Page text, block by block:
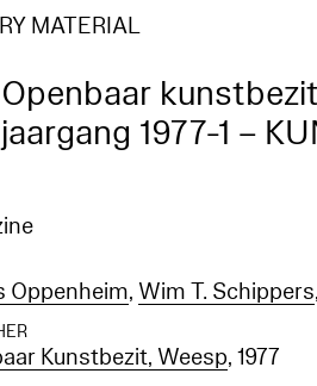
MATERIAL
Openbaar
jaargang 1977-1 –
Oppenheim, Wim T. Schippers,
Kunstbezit, Weesp, 1977